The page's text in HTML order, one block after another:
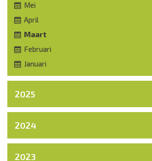
Mei
April
Maart
Februari
Januari
2025
2024
2023